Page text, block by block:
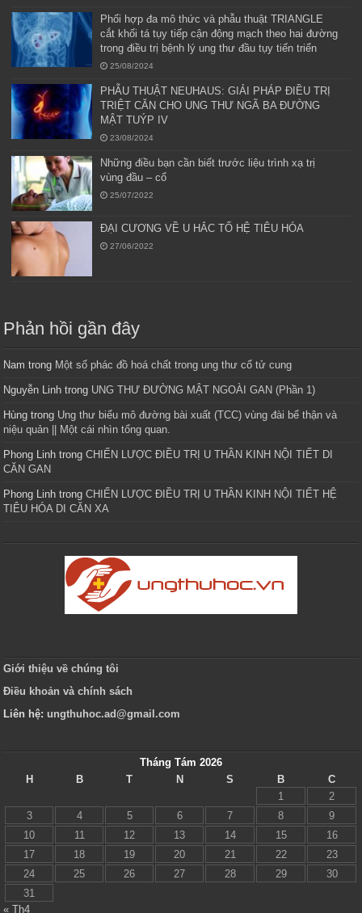
Phối hợp đa mô thức và phẫu thuật TRIANGLE
cắt khối tá tụy tiếp cận động mạch theo hai đường
trong điều trị bệnh lý ung thư đầu tụy tiến triển
25/08/2024
PHẪU THUẬT NEUHAUS: GIẢI PHÁP ĐIỀU TRỊ
TRIỆT CĂN CHO UNG THƯ NGÃ BA ĐƯỜNG
MẬT TUÝP IV
23/08/2024
Những điều bạn cần biết trước liệu trình xạ trị
vùng đầu – cổ
25/07/2022
ĐẠI CƯƠNG VỀ U HẮC TỐ HỆ TIÊU HÓA
27/06/2022
Phản hồi gần đây
Nam trong Một số phác đồ hoá chất trong ung thư cổ tử cung
Nguyễn Linh trong UNG THƯ ĐƯỜNG MẬT NGOÀI GAN (Phần 1)
Hùng trong Ung thư biểu mô đường bài xuất (TCC) vùng đài bể thận và
niệu quản || Một cái nhìn tổng quan.
Phong Linh trongCHIẾN LƯỢC ĐIỀU TRỊ U THẦN KINH NỘI TIẾT DI
CĂN GAN
Phong Linh trongCHIẾN LƯỢC ĐIỀU TRỊ U THẦN KINH NỘI TIẾT HỆ
TIÊU HÓA DI CĂN XA
Giới thiệu về chúng tôi
Điều khoản và chính sách
Liên hệ:ungthuhoc.ad@gmail.com
Tháng Tám 2026
H
B T N S B
C
1
2
3
4 5 6 7 8
9
10
11 12 13 14 15
16
17
18 19 20 21 22
23
24
25 26 27 28 29
30
31
« Th4